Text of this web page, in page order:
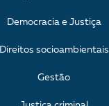
Democracia e Justiça
Direitos socioambientais
Gestão